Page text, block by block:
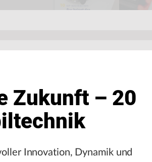
Zukunft – 20
Innovation, Dynamik und